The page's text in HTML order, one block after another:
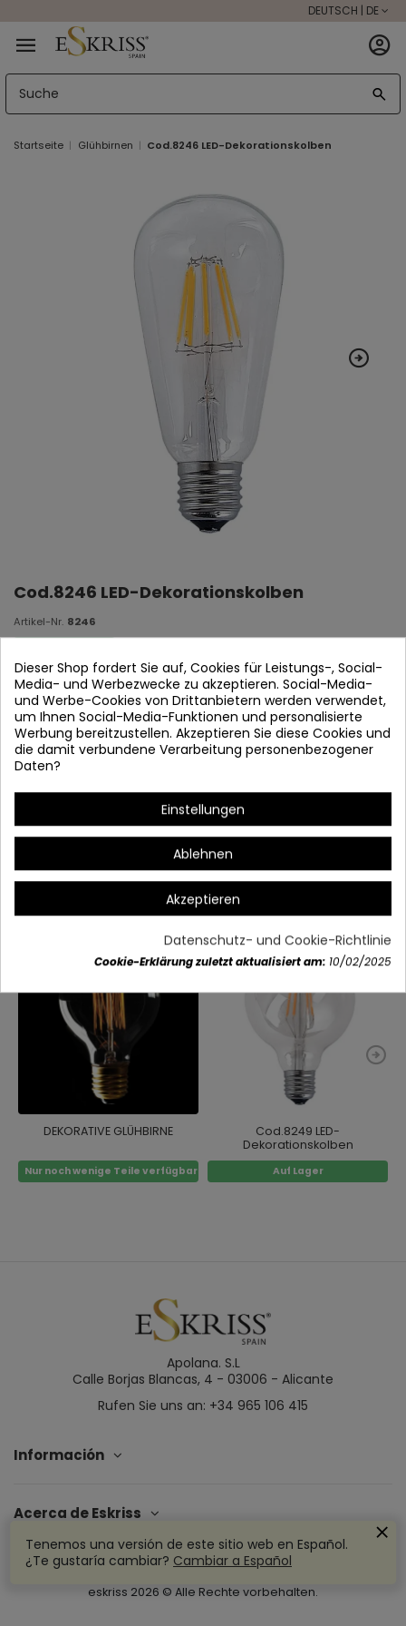
DEUTSCH | DE
Startseite Glühbirnen Cod.8246 LED-Dekorationskolben
Cod.8246 LED-Dekorationskolben
Artikel-Nr. 8246
Warmes Licht 2700K
E27 - 7W - 880LM
Maßnahmen:
6,4 cm OLD Höhe: 14,8 cm
Artikeldetails
Vielleicht gefällt Ihnen auch
DEKORATIVE GLÜHBIRNE
Nur noch wenige Teile verfügbar
Cod.8249 LED-
Dekorationskolben
Auf Lager
Apolana. S.L
Calle Borjas Blancas, 4 - 03006 - Alicante
Rufen Sie uns an: +34 965 106 415
Información
Acerca de Eskriss
eskriss 2026 © Alle Rechte vorbehalten.
Dieser Shop fordert Sie auf, Cookies für Leistungs-, Social-
Media- und Werbezwecke zu akzeptieren. Social-Media-
und Werbe-Cookies von Drittanbietern werden verwendet,
um Ihnen Social-Media-Funktionen und personalisierte
Werbung bereitzustellen. Akzeptieren Sie diese Cookies und
die damit verbundene Verarbeitung personenbezogener
Daten?
Einstellungen
Ablehnen
Akzeptieren
Datenschutz- und Cookie-Richtlinie
Cookie-Erklärung zuletzt aktualisiert am: 10/02/2025
Tenemos una versión de este sitio web en Español.
¿Te gustaría cambiar? Cambiar a Español